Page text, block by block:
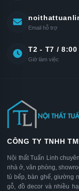
Email hỗ trợ
T2 - T7 /
Giờ làm việc
CÔNG TY TNHH
Nội thất Tuấn Linh
nhà ở, văn phòng,
tủ bếp, bàn ghế, giường
gỗ, đồ decor và nhiều